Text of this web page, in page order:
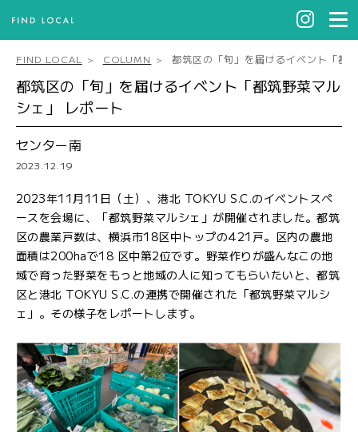
FIND LOCAL COLUMN 都筑区の「旬」を届けるイベント「都
都筑区の「旬」を届けるイベント「都筑野菜マル
シェ」 レポート
センター南
2023.12.19
2023年11月11日（土）、港北 TOKYU S.C.のイベントスペ
ースを会場に、「都筑野菜マルシェ」が開催されました。都筑
区の農業戸数は、横浜市18区中トップの421戸。区内の農地
面積は200haで18 区中第2位です。野菜作りが盛んなこの地
域で育った野菜をもっと地域の人に知ってもらいたいと、都筑
区と港北 TOKYU S.C.の連携で開催された「都筑野菜マルシ
ェ」。その様子をレポートします。